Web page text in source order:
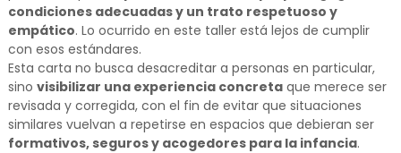
condiciones adecuadas y un trato respetuoso y
empático. Lo ocurrido en este taller está lejos de cumplir
con esos estándares.
Esta carta no busca desacreditar a personas en particular,
sino visibilizar una experiencia concretaque merece ser
revisada y corregida, con el fin de evitar que situaciones
similares vuelvan a repetirse en espacios que debieran ser
formativos, seguros y acogedores para la infancia.